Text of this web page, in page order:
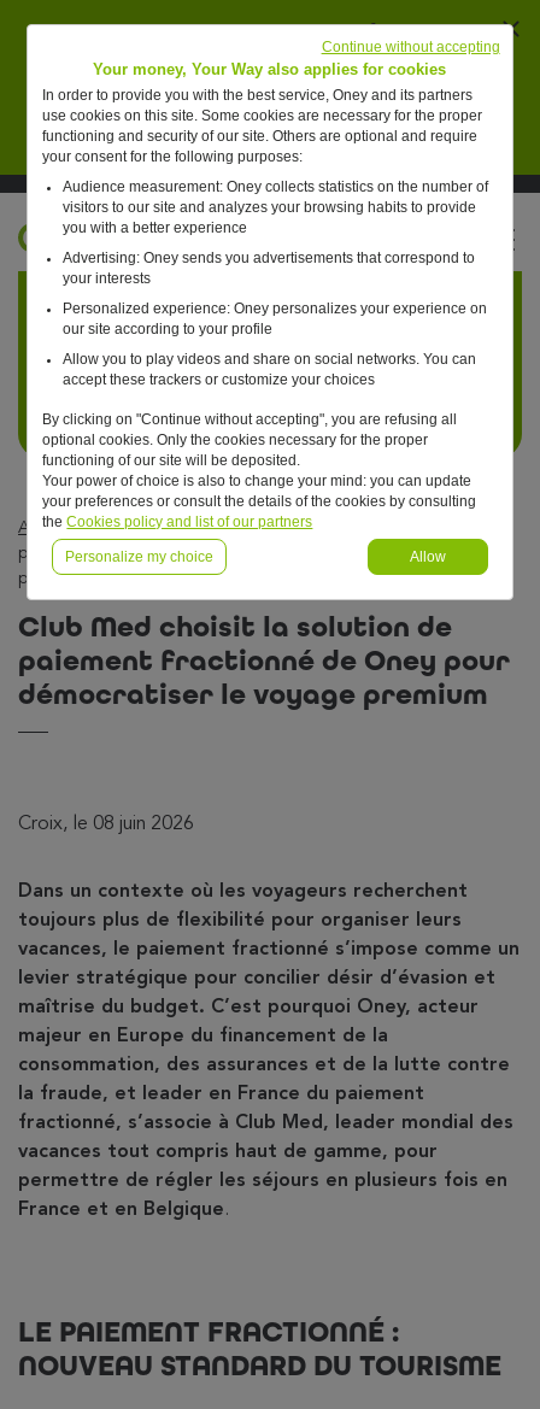
pour des collaborateurs de Oney pour vendre de
faux placements financiers.
En savoir plus
Suivre Oney sur LinkedIn
Suivre Oney sur YouTubeVoir les articles #oneday
Retour à l'accueil ?
Actualités — Business — Club Med choisit la solution de
paiement fractionné de Oney pour démocratiser le voyage
premium
Club Med choisit la solution de
paiement fractionné de Oney pour
démocratiser le voyage premium
Croix, le 08 juin 2026
Dans un contexte où les voyageurs recherchent
toujours plus de flexibilité pour organiser leurs
vacances, le paiement fractionné s’impose comme un
levier stratégique pour concilier désir d’évasion et
maîtrise du budget. C’est pourquoi Oney, acteur
majeur en Europe du financement de la
consommation, des assurances et de la lutte contre
la fraude, et leader en France du paiement
fractionné, s’associe à Club Med, leader mondial des
vacances tout compris haut de gamme, pour
permettre de régler les séjours en plusieurs fois en
France et en Belgique.
LE PAIEMENT FRACTIONNÉ :
NOUVEAU STANDARD DU TOURISME
Your money, Your Way also applies for cookies
In order to provide you with the best service, Oney and its partners
use cookies on this site. Some cookies are necessary for the proper
functioning and security of our site. Others are optional and require
your consent for the following purposes:
Audience measurement: Oney collects statistics on the number of
visitors to our site and analyzes your browsing habits to provide
you with a better experience
Advertising: Oney sends you advertisements that correspond to
your interests
Personalized experience: Oney personalizes your experience on
our site according to your profile
Allow you to play videos and share on social networks. You can
accept these trackers or customize your choices
By clicking on "Continue without accepting", you are refusing all
optional cookies. Only the cookies necessary for the proper
functioning of our site will be deposited.
Your power of choice is also to change your mind: you can update
your preferences or consult the details of the cookies by consulting
theCookies policy and list of our partners
Personalize my choice Allow
Continue without accepting